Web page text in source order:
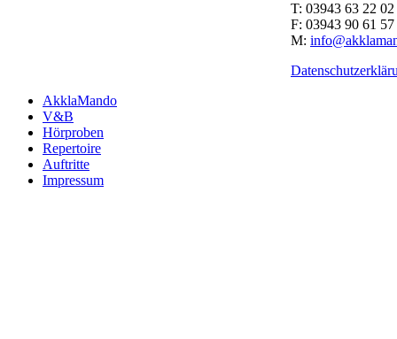
T: 03943 63 22 02
F: 03943 90 61 57
M:
AkklaMando
V&B
Hörproben
Repertoire
Auftritte
Impressum